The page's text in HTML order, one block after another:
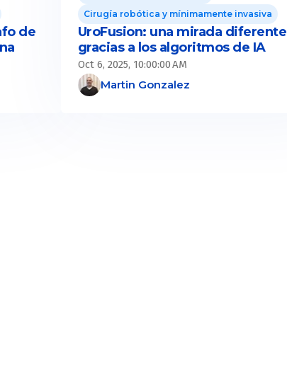
de
Cirugía robótica y mínimamente invasiva
UroFusion: una mirada diferente
gracias a los algoritmos de IA
Oct 6, 2025, 10:00:00 AM
Martin Gonzalez